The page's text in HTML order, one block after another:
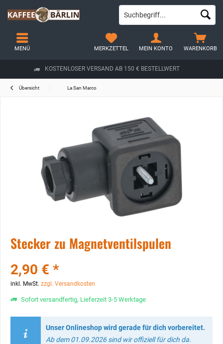
KOSTENLOSER VERSAND AB 150 € BESTELLWERT
WARENKORB
MERKZETTEL MEIN KONTO
MENÜ
Übersicht La San Marco
Stecker zu Magnetventilspulen
2,90 € *
inkl. MwSt. zzgl. Versandkosten
Sofort versandfertig, Lieferzeit 3-5 Werktage
Unser Onlineshop wird gerade für dich vorbereitet.
Ab dem 01.09.2026 sind wir offiziell für dich da.